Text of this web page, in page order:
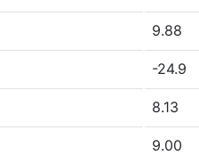
9.88
-24.9
8.13
9.00